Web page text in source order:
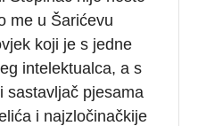
me u Šarićevu
koji je s jedne
intelektualca, a s
sastavljač pjesama
i najzločinačkije